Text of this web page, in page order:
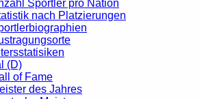
Sportler pro Nation
nach Platzierungen
(D)
of Fame
des Jahres